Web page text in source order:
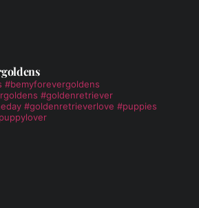
#bemyforevergoldens
#goldenretriever
#goldenretrieverlove #puppies